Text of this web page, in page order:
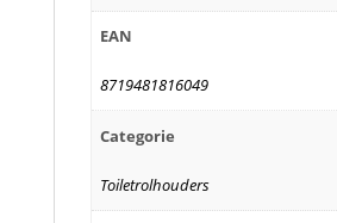
EAN
8719481816049
Categorie
Toiletrolhouders